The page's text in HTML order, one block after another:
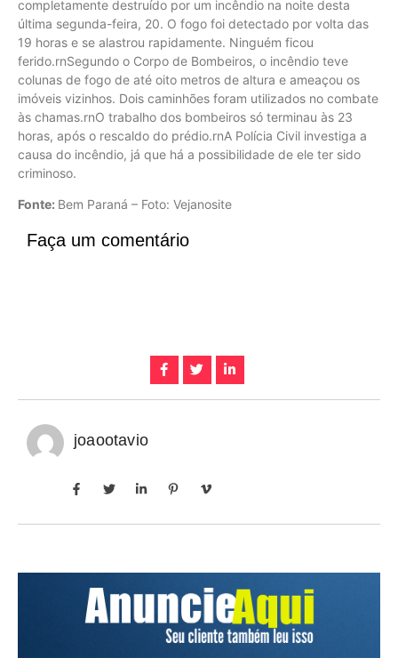
completamente destruído por um incêndio na noite desta
última segunda-feira, 20. O fogo foi detectado por volta das
19 horas e se alastrou rapidamente. Ninguém ficou
ferido.rnSegundo o Corpo de Bombeiros, o incêndio teve
colunas de fogo de até oito metros de altura e ameaçou os
imóveis vizinhos. Dois caminhões foram utilizados no combate
às chamas.rnO trabalho dos bombeiros só terminau às 23
horas, após o rescaldo do prédio.rnA Polícia Civil investiga a
causa do incêndio, já que há a possibilidade de ele ter sido
criminoso.
Fonte: Bem Paraná – Foto: Vejanosite
Faça um comentário
joaootavio